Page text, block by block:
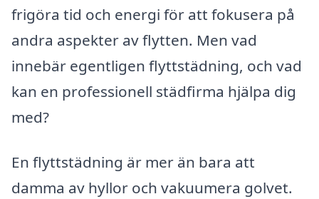
frigöra tid och energi för att fokusera på
andra aspekter av flytten. Men vad
innebär egentligen flyttstädning, och vad
kan en professionell städfirma hjälpa dig
med?
En flyttstädning är mer än bara att
damma av hyllor och vakuumera golvet.